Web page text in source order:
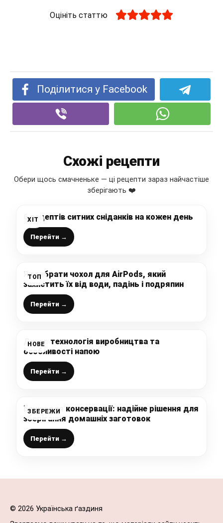
Оцініть статтю
Поділитися у Facebook
Схожі рецепти
Обери щось смачненьке — ці рецепти зараз найчастіше
зберігають ❤️
ХІТ
6 рецептів ситних сніданків на кожен день
Перейти →
ТОП
Як вибрати чохол для AirPods, який
захистить їх від води, падінь і подряпин
Перейти →
НОВЕ
Джин: технологія виробництва та
особливості напою
Перейти →
ЗБЕРЕЖИ
Банки для консервації: надійне рішення для
зберігання домашніх заготовок
Перейти →
© 2026 Українська ґаздиня